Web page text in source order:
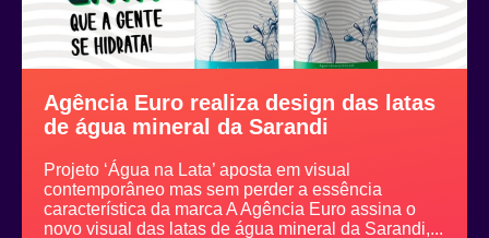
Agência Euro realiza design das latas
de água mineral da Sarandi
Projeto ‘Água na Lata’ aposta em visual
contemporâneo mas sem perder a essência
característica da marca A Agência Euro assina o
novo visual das latas de água mineral da Sarandi,...